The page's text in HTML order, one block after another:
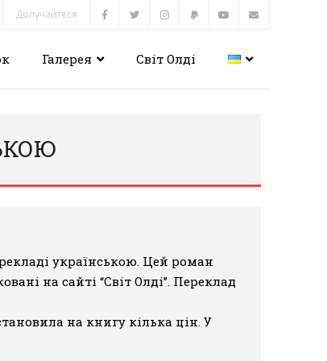
Долучайтеся
Галерея Світ Олді
українською. Цей роман
на сайті “Світ Олді”. Переклад
на книгу кілька цін. У